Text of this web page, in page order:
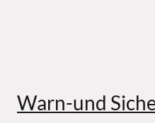
Warn-und